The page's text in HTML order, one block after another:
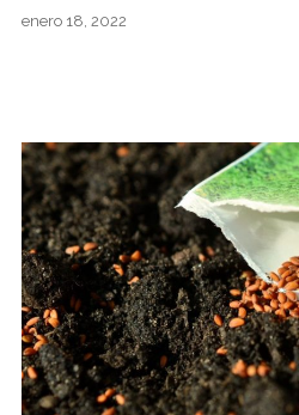
enero 18, 2022